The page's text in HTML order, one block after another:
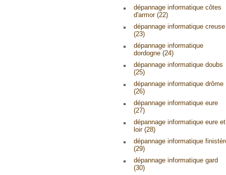
dépannage informatique côtes
d'armor (22)
dépannage informatique creuse
(23)
dépannage informatique
dordogne (24)
dépannage informatique doubs
(25)
dépannage informatique drôme
(26)
dépannage informatique eure
(27)
dépannage informatique eure et
loir (28)
dépannage informatique
(29)
dépannage informatique gard
(30)